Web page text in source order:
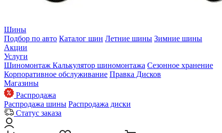
Шины
Подбор по авто Каталог шин Летние шины Зимние шины
Акции
Услуги
Шиномонтаж Калькулятор шиномонтажа Сезонное хранение
Корпоративное обслуживание Правка Дисков
Магазины
Распродажа
Распродажа шины Распродажа диски
Статус заказа